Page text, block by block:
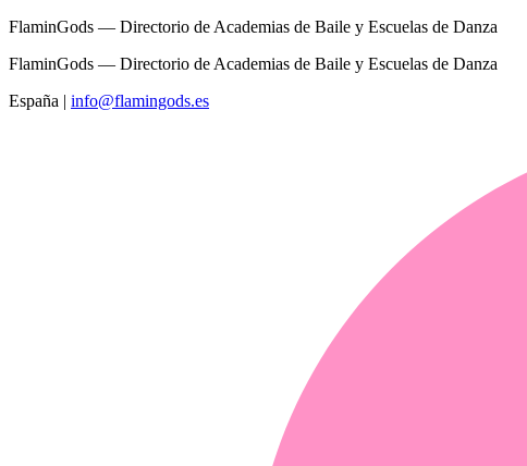
FlaminGods — Directorio de Academias de Baile y Escuelas de Danza
FlaminGods — Directorio de Academias de Baile y Escuelas de Danza
España | info@flamingods.es